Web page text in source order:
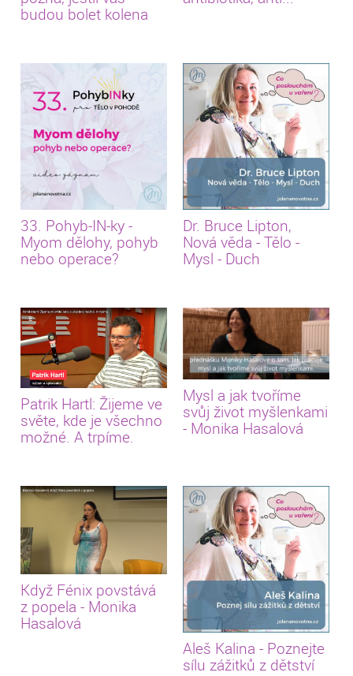
budou bolet kolena
33. Pohyb-IN-ky -
Myom dělohy, pohyb
nebo operace?
Dr. Bruce Lipton,
Nová věda - Tělo -
Mysl - Duch
Patrik Hartl: Žijeme ve
světe, kde je všechno
možné. A trpíme.
Mysl a jak tvoříme
svůj život myšlenkami
- Monika Hasalová
Když Fénix povstává
z popela - Monika
Hasalová
Aleš Kalina - Poznejte
sílu zážitků z dětství